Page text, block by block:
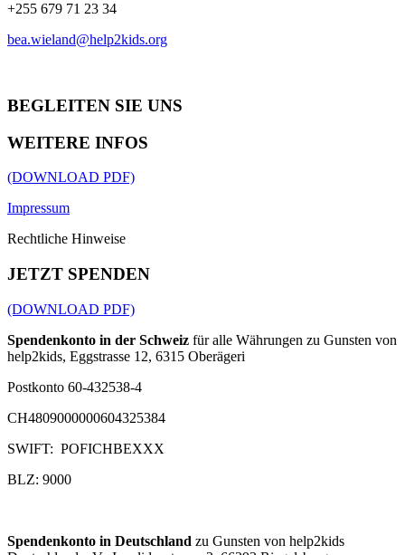
+255 679 71 23 34
bea.wieland@help2kids.org
BEGLEITEN SIE UNS
WEITERE INFOS
(DOWNLOAD PDF)
Impressum
Rechtliche Hinweise
JETZT SPENDEN
(DOWNLOAD PDF)
Spendenkonto in der Schweiz für alle Währungen zu Gunsten von
help2kids, Eggstrasse 12, 6315 Oberägeri
Postkonto 60-432538-4
CH4809000000604325384
SWIFT: POFICHBEXXX
BLZ: 9000
Spendenkonto in Deutschland zu Gunsten von help2kids